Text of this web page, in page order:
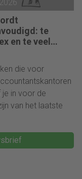
te
en te veel
die voor
je in voor de
van het laatste